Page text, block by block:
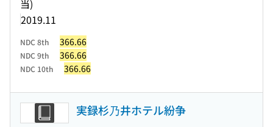
当)
2019.11
NDC 8th 366.66
NDC 9th 366.66
NDC 10th 366.66
実録杉乃井ホテル紛争